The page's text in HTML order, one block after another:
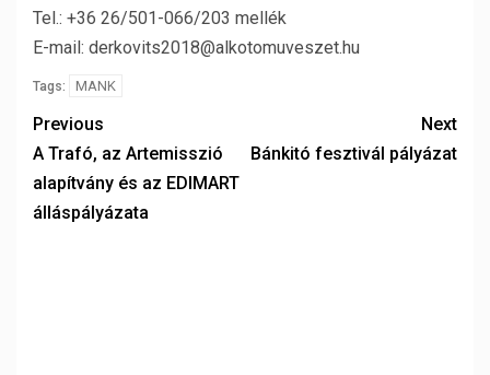
Tel.: +36 26/501-066/203 mellék
E-mail: derkovits2018@alkotomuveszet.hu
Tags: MANK
Previous
A Trafó, az Artemisszió
alapítvány és az EDIMART
álláspályázata
Next
Bánkitó fesztivál pályázat